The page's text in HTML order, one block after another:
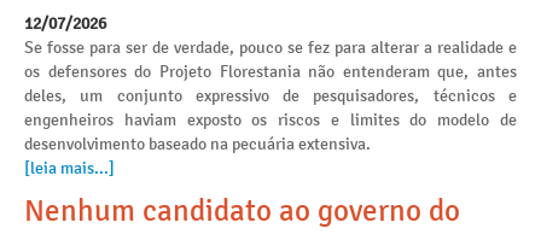
12/07/2026
Se fosse para ser de verdade, pouco se fez para alterar a realidade e
os defensores do Projeto Florestania não entenderam que, antes
deles, um conjunto expressivo de pesquisadores, técnicos e
engenheiros haviam exposto os riscos e limites do modelo de
desenvolvimento baseado na pecuária extensiva.
[leia mais...]
Nenhum candidato ao governo do